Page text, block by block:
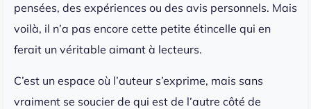
pensées, des expériences ou des avis personnels. Mais
voilà, il n’a pas encore cette petite étincelle qui en
ferait un véritable aimant à lecteurs.
C’est un espace où l’auteur s’exprime, mais sans
vraiment se soucier de qui est de l’autre côté de